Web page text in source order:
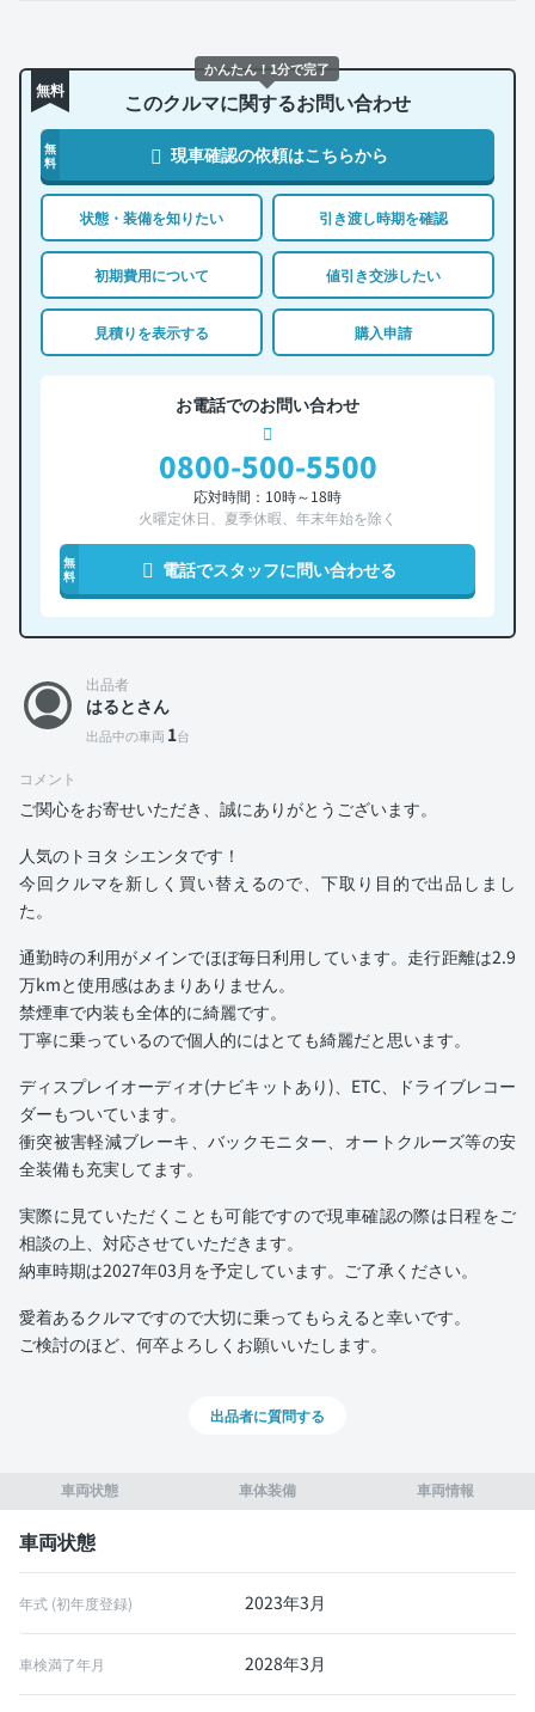
無料 このクルマに関するお問い合わせ
無
料
現車確認の依頼はこちらから
状態・装備を知りたい 引き渡し時期を確認
初期費用について 値引き交渉したい
見積りを表示する 購入申請
お電話でのお問い合わせ
0800-500-5500
応対時間：10時～18時
火曜定休日、夏季休暇、年末年始を除く
無
料
電話でスタッフに問い合わせる
車両状態 車体装備 車両情報
車両状態
年式 (初年度登録) 2023年3月
車検満了年月 2028年3月
出品者
はるとさん
出品中の車両 1台
コメント
ご関心をお寄せいただき、誠にありがとうございます。
人気のトヨタ シエンタです！
今回クルマを新しく買い替えるので、下取り目的で出品しまし
た。
通勤時の利用がメインでほぼ毎日利用しています。走行距離は2.9
万kmと使用感はあまりありません。
禁煙車で内装も全体的に綺麗です。
丁寧に乗っているので個人的にはとても綺麗だと思います。
ディスプレイオーディオ(ナビキットあり)、ETC、ドライブレコー
ダーもついています。
衝突被害軽減ブレーキ、バックモニター、オートクルーズ等の安
全装備も充実してます。
実際に見ていただくことも可能ですので現車確認の際は日程をご
相談の上、対応させていただきます。
納車時期は2027年03月を予定しています。ご了承ください。
愛着あるクルマですので大切に乗ってもらえると幸いです。
ご検討のほど、何卒よろしくお願いいたします。
出品者に質問する
かんたん！1分で完了